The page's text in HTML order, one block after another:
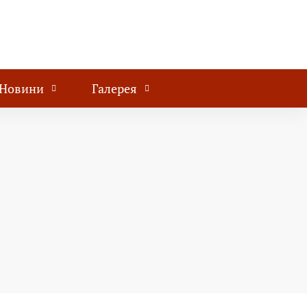
Галерея